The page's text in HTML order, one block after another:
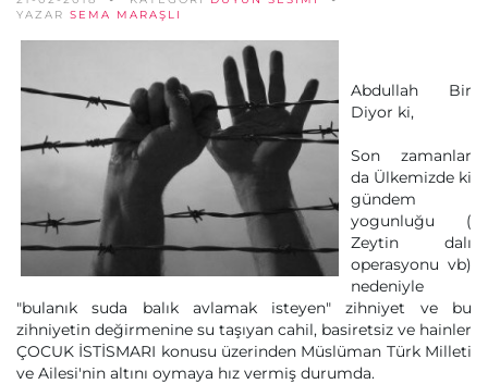
YAZAR SEMA MARAŞLI
Abdullah Bir
Diyor ki,
Son zamanlar
da Ülkemizde ki
gündem
yogunluğu (
Zeytin dalı
operasyonu vb)
nedeniyle
"bulanık suda balık avlamak isteyen" zihniyet ve bu
zihniyetin değirmenine su taşıyan cahil, basiretsiz ve hainler
ÇOCUK İSTİSMARI konusu üzerinden Müslüman Türk Milleti
ve Ailesi'nin altını oymaya hız vermiş durumda.